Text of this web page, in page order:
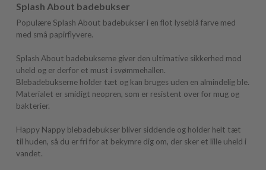
Splash About badebukser
Populære Splash About badebukser i en flot lyseblå farve med
med små papirflyvere.
Splash About badebukserne giver den ultimative sikkerhed mod
uheld og er derfor et must i svømmehallen.
Blebadebukserne holder tæt og kan bruges uden en almindelig ble.
Materialet er smidigt neopren, som er resistent over for mug og
bakterier.
Happy Nappy blebadebukser bliver siddende og holder helt tæt
til huden, så du er fri for at bekymre dig om, der sker et lille uheld i
vandet.